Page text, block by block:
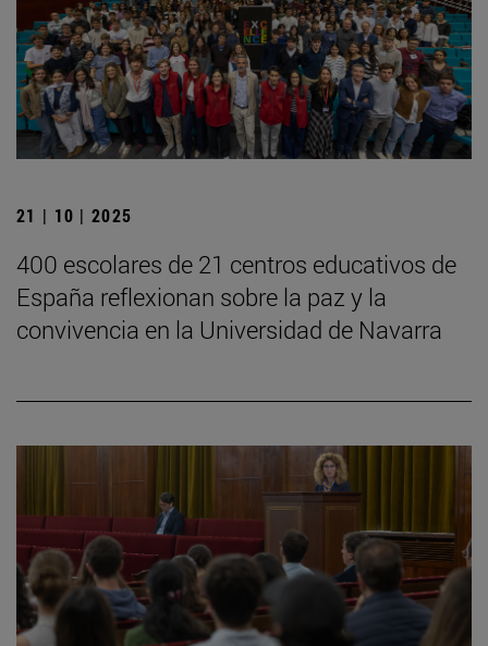
21 | 10 | 2025
400 escolares de 21 centros educativos de
España reflexionan sobre la paz y la
convivencia en la Universidad de Navarra